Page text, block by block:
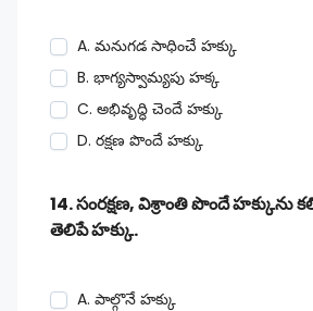
A. మనుగడ సాధించే హక్కు
B. భాగ్యస్వామ్యపు హక్క
C. అభివృద్ధి చెందే హక్కు
D. రక్షణ పొందే హక్కు
14. సంరక్షణ, విశ్రాంతి పొందే హక్కును
తెలిపే హక్కు.
A. పాల్గొనే హక్కు